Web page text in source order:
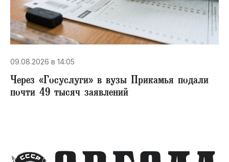
09.08.2026 в 14:05
Через «Госуслуги» в вузы Прикамья подали
почти 49 тысяч заявлений